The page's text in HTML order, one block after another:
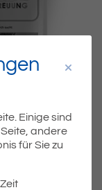
2023.PDF
Einige sind
andere
für Sie zu